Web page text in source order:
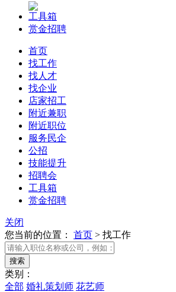
工具箱
赏金招聘
首页
找工作
找人才
找企业
店家招工
附近兼职
附近职位
服务民企
公招
技能提升
招聘会
工具箱
赏金招聘
关闭
您当前的位置： 首页 > 找工作
类别：
全部 婚礼策划师 花艺师